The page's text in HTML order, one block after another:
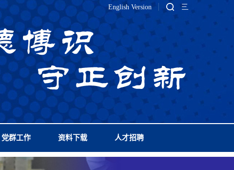
English Version
党群工作 资料下载 人才招聘